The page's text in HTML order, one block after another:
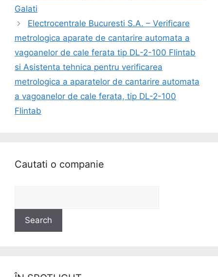
Galati
Electrocentrale Bucuresti S.A. – Verificare
metrologica aparate de cantarire automata a
vagoanelor de cale ferata tip DL-2-100 Flintab
si Asistenta tehnica pentru verificarea
metrologica a aparatelor de cantarire automata
a vagoanelor de cale ferata, tip DL-2-100
Flintab
Cautati o companie